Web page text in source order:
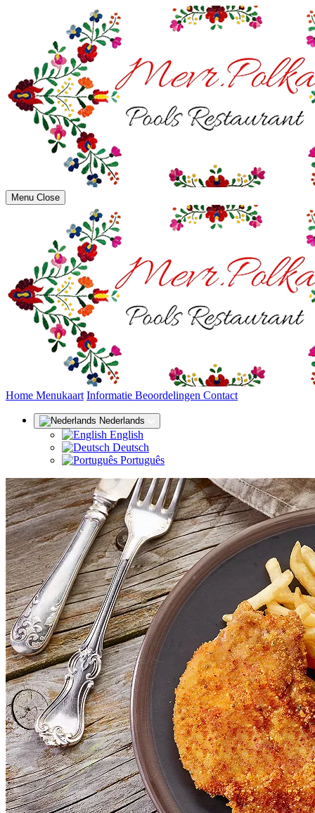
Menu Close
Home (huidige)
Menukaart Informatie Beoordelingen Contact
Nederlands
English
Deutsch
Português